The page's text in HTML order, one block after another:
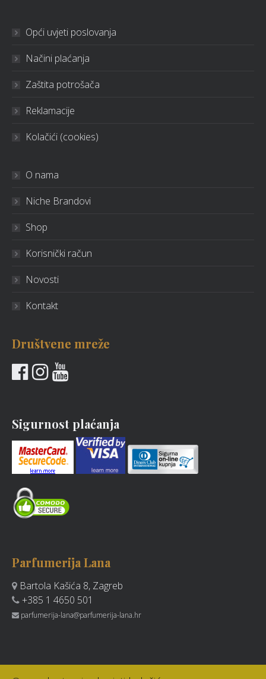
Opći uvjeti poslovanja
Načini plaćanja
Zaštita potrošača
Reklamacije
Kolačići (cookies)
O nama
Niche Brandovi
Shop
Korisnički račun
Novosti
Kontakt
Društvene mreže
Sigurnost plaćanja
Parfumerija Lana
Bartola Kašića 8, Zagreb
+385 1 4650 501
parfumerija-lana@parfumerija-lana.hr